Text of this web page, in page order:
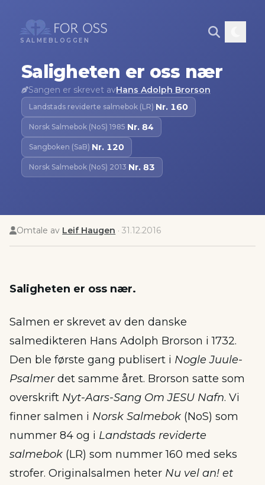
SALMEBLOGGEN
Saligheten er oss nær
Sangen er skrevet avHans Adolph Brorson
Landstads reviderte salmebok (LR)·Nr. 160
Norsk Salmebok (NoS) 1985·Nr. 84
Sangboken (SaB)·Nr. 120
Norsk Salmebok (NoS) 2013·Nr. 83
Omtale av Leif Haugen ·31.12.2016
Saligheten er oss nær.
Salmen er skrevet av den danske
salmedikteren Hans Adolph Brorson i 1732.
Den ble første gang publisert i Nogle Juule-
Psalmerdet samme året. Brorson satte som
overskrift Nyt-Aars-Sang Om JESU Nafn. Vi
finner salmen i Norsk Salmebok (NoS) som
nummer 84 og i Landstads reviderte
salmebok (LR) som nummer 160 med seks
strofer. Originalsalmen heter Nu vel an! et